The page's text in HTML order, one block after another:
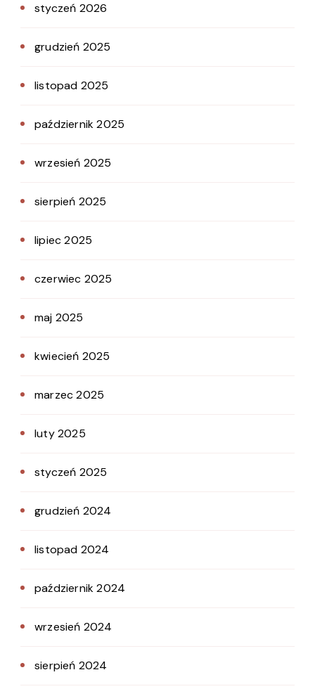
styczeń 2026
grudzień 2025
listopad 2025
październik 2025
wrzesień 2025
sierpień 2025
lipiec 2025
czerwiec 2025
maj 2025
kwiecień 2025
marzec 2025
luty 2025
styczeń 2025
grudzień 2024
listopad 2024
październik 2024
wrzesień 2024
sierpień 2024